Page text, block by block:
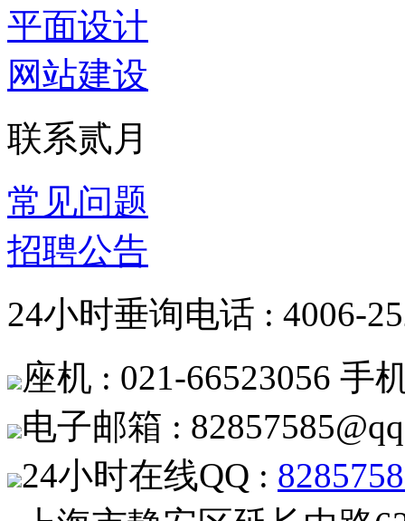
平面设计
网站建设
联系贰月
常见问题
招聘公告
24小时垂询电话 : 4006-
座机 : 021-66523056 手
电子邮箱 :
24小时在线QQ :